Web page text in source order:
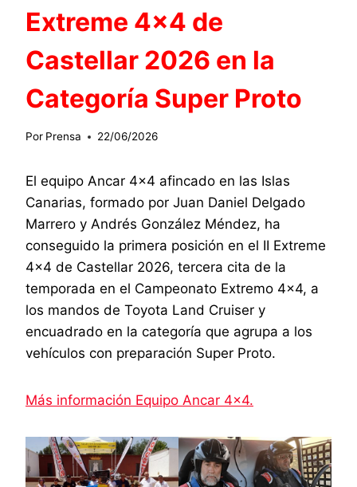
Extreme 4×4 de
Castellar 2026 en la
Categoría Super Proto
Por Prensa 22/06/2026
El equipo Ancar 4×4 afincado en las Islas
Canarias, formado por Juan Daniel Delgado
Marrero y Andrés González Méndez, ha
conseguido la primera posición en el II Extreme
4×4 de Castellar 2026, tercera cita de la
temporada en el Campeonato Extremo 4×4, a
los mandos de Toyota Land Cruiser y
encuadrado en la categoría que agrupa a los
vehículos con preparación Super Proto.
Más información Equipo Ancar 4×4.